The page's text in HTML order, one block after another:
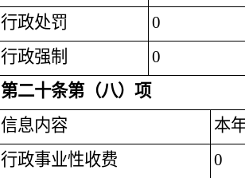
行政处罚
0
行政强制
0
第二十条第（八）项
信息内容
本
行政事业性收费
0